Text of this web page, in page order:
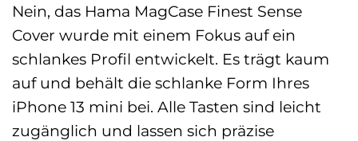
Nein, das Hama MagCase Finest Sense
Cover wurde mit einem Fokus auf ein
schlankes Profil entwickelt. Es trägt kaum
auf und behält die schlanke Form Ihres
iPhone 13 mini bei. Alle Tasten sind leicht
zugänglich und lassen sich präzise